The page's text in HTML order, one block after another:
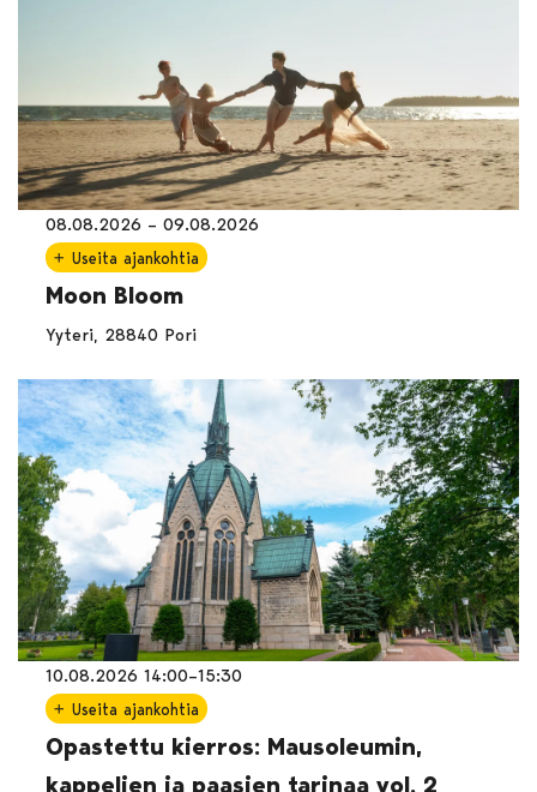
08.08.2026 – 09.08.2026
Useita ajankohtia
Moon Bloom
Yyteri, 28840 Pori
10.08.2026 14:00–15:30
Useita ajankohtia
Opastettu kierros: Mausoleumin,
kappelien ja paasien tarinaa vol. 2